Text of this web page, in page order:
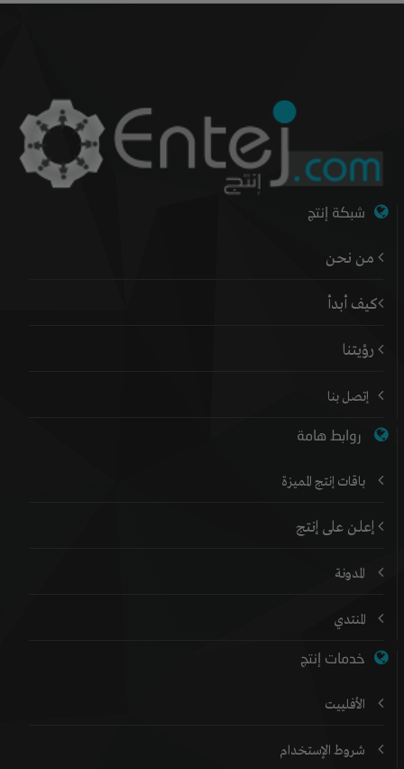
شبكة إنتج
من نحن
كيف أبدأ
رؤيتنا
إتصل بنا
روابط هامة
باقات إنتج المميزة
إعلن على إنتج
المدونة
المنتدي
خدمات إنتج
الأفلييت
شروط الإستخدام